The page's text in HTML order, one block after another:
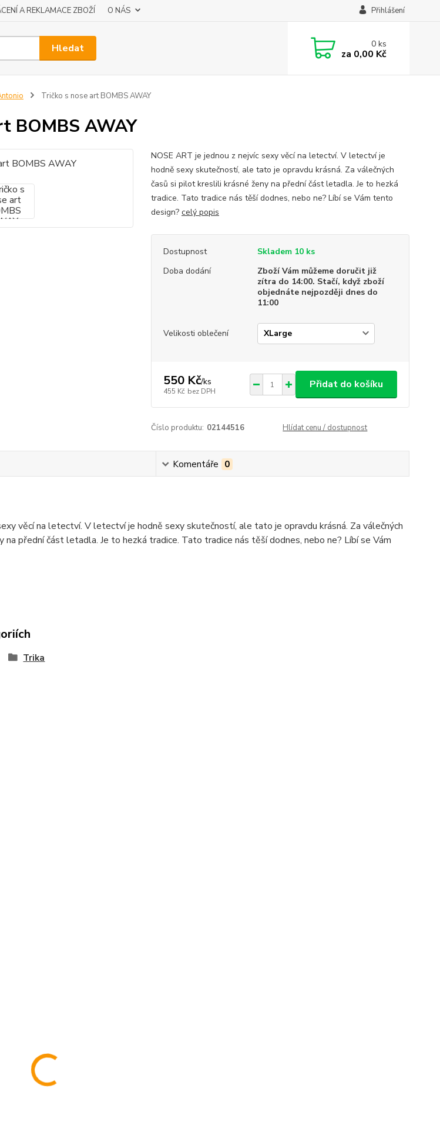
A REKLAMACE ZBOŽÍ O NÁS Přihlášení
Hledat 0ks
za 0,00 Kč
Tričko s nose art BOMBS AWAY
BOMBS AWAY
NOSE ART je jednou z nejvíc sexy věcí na letectví. V letectví je
hodně sexy skutečností, ale tato je opravdu krásná. Za válečných
časů si pilot kreslili krásné ženy na přední část letadla. Je to hezká
tradice. Tato tradice nás těší dodnes, nebo ne? Líbí se Vám tento
design? celý popis
Dostupnost
Skladem 10 ks
Doba dodání
Zboží Vám můžeme doručit již
zítra do 14:00. Stačí, když zboží
objednáte nejpozději dnes do
11:00
Velikosti oblečení
550 Kč/ks
455 Kč bez DPH
Přidat do košíku
Číslo produktu: 02144516 Hlídat cenu / dostupnost
Komentáře 0
věcí na letectví. V letectví je hodně sexy skutečností, ale tato je opravdu krásná. Za válečných
na přední část letadla. Je to hezká tradice. Tato tradice nás těší dodnes, nebo ne? Líbí se Vám
Trika